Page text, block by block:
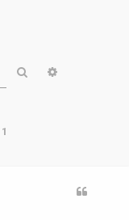
Rechercher
1